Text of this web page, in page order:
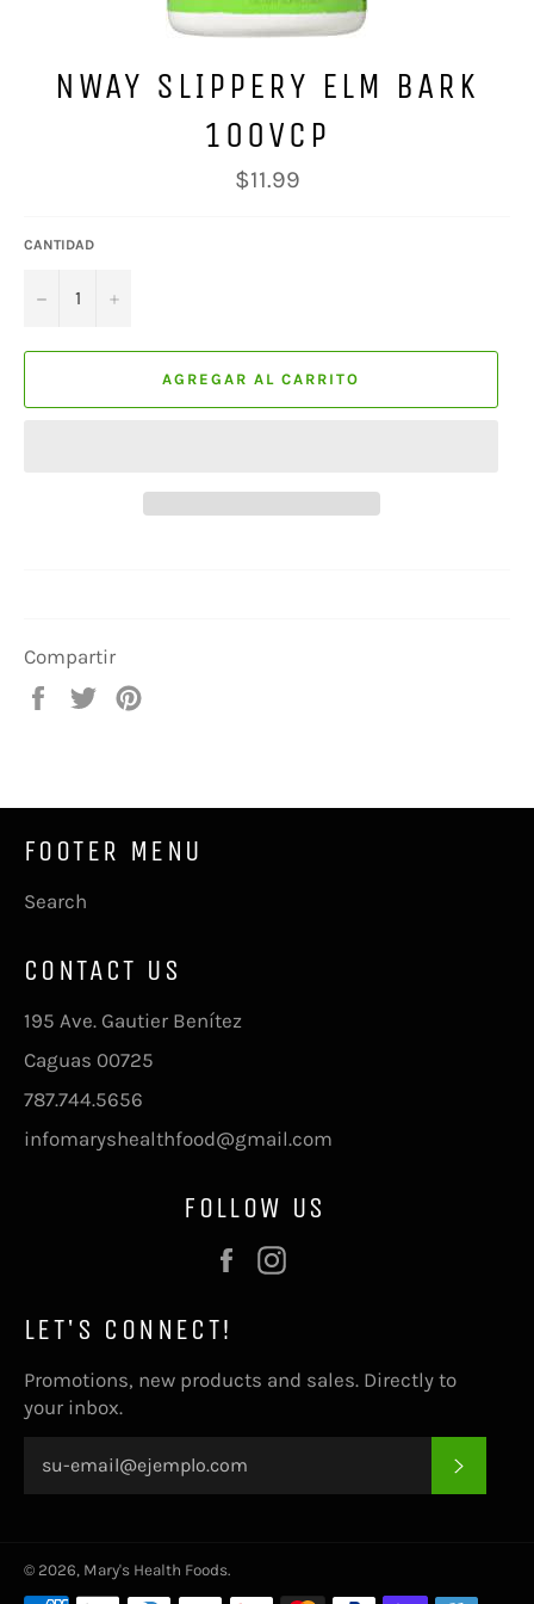
NWAY SLIPPERY ELM BARK
100VCP
Precio
habitual
$11.99
CANTIDAD
− +
AGREGAR AL CARRITO
Compartir
Compartir
Tuitear
FOOTER MENU
Search
CONTACT US
195 Ave. Gautier Benítez
Caguas 00725
787.744.5656
infomaryshealthfood@gmail.com
FOLLOW US
Facebook
LET'S CONNECT!
Promotions, new products and sales. Directly to
your inbox.
© 2026, Mary's Health Foods.
Métodos